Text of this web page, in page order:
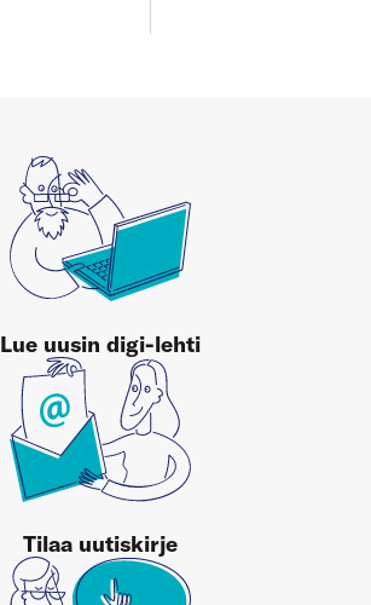
Lue uusin digi-lehti
Tilaa uutiskirje